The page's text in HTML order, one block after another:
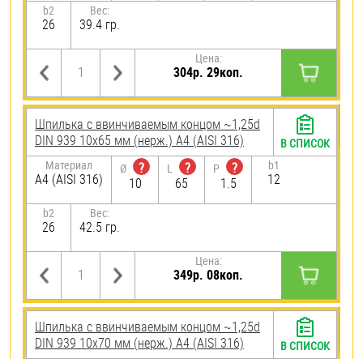
b2
26
Вес:
39.4 гр.
Цена:
304р. 29коп.
Шпилька c ввинчиваемым концом ~1,25d
DIN 939 10х65 мм (нерж.) A4 (AISI 316)
Материал
A4 (AISI 316)
Ø
?
10
L
?
65
P
?
1.5
b1
12
b2
26
Вес:
42.5 гр.
Цена:
349р. 08коп.
В СПИСОК
Шпилька c ввинчиваемым концом ~1,25d
DIN 939 10х70 мм (нерж.) A4 (AISI 316)
В СПИСОК